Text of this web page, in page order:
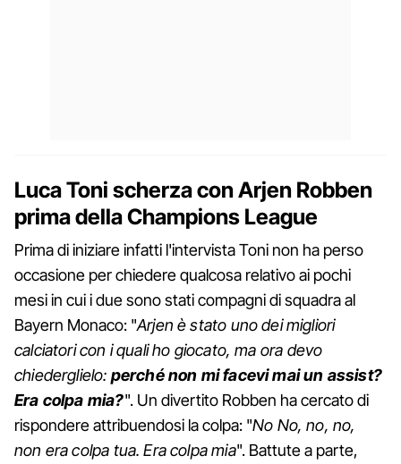
Luca Toni scherza con Arjen Robben
prima della Champions League
Prima di iniziare infatti l'intervista Toni non ha perso
occasione per chiedere qualcosa relativo ai pochi
mesi in cui i due sono stati compagni di squadra al
Bayern Monaco: "Arjen è stato uno dei migliori
calciatori con i quali ho giocato, ma ora devo
chiederglielo: perché non mi facevi mai un assist?
Era colpa mia?". Un divertito Robben ha cercato di
rispondere attribuendosi la colpa: "No No, no, no,
non era colpa tua. Era colpa mia". Battute a parte,